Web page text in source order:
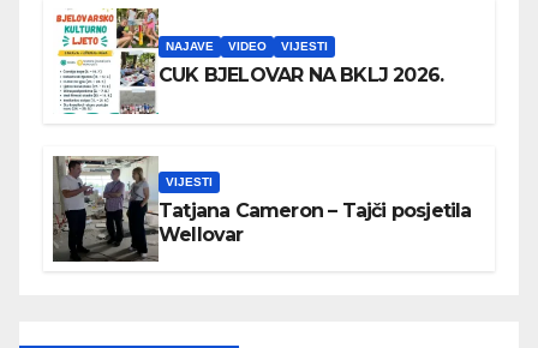
NAJAVE VIDEO VIJESTI
CUK BJELOVAR NA BKLJ 2026.
VIJESTI
Tatjana Cameron – Tajči posjetila
Wellovar